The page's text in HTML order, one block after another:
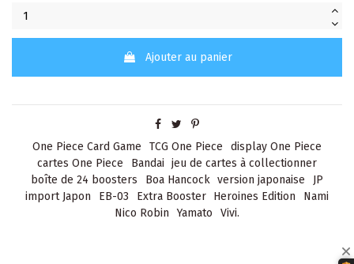
Ajouter au panier
One Piece Card Game TCG One Piece
display One Piece
cartes One Piece
Bandai jeu de cartes à collectionner
boîte de 24 boosters
Boa Hancock version japonaise
JP
import Japon
EB-03 Extra Booster Heroines Edition
Nami
Nico Robin
Yamato Vivi.